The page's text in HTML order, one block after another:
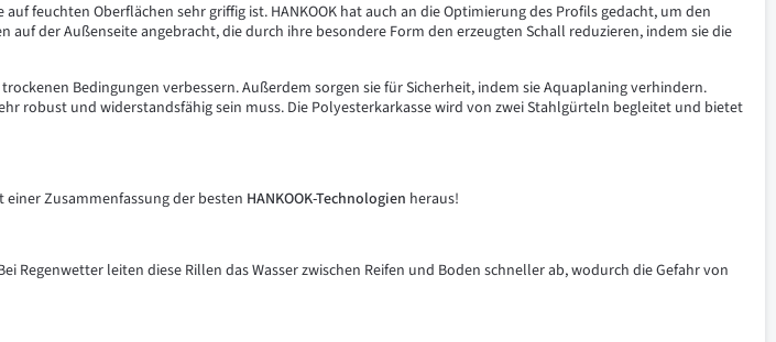
feuchten Oberflächen sehr griffig ist. HANKOOK hat auch an die Optimierung des Profils gedacht, um den
auf der Außenseite angebracht, die durch ihre besondere Form den erzeugten Schall reduzieren, indem sie die
Bedingungen verbessern. Außerdem sorgen sie für Sicherheit, indem sie Aquaplaning verhindern.
robust und widerstandsfähig sein muss. Die Polyesterkarkasse wird von zwei Stahlgürteln begleitet und bietet
Zusammenfassung der besten HANKOOK-Technologien heraus!
leiten diese Rillen das Wasser zwischen Reifen und Boden schneller ab, wodurch die Gefahr von